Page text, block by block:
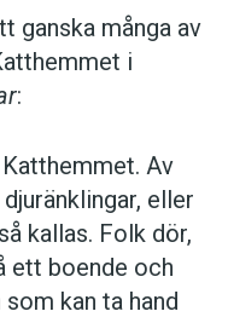
ganska många av
i
:
Av
eller
kallas. Folk dör,
ett boende och
kan ta hand